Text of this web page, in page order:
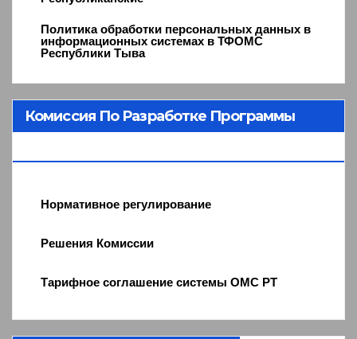
Политика обработки персональных данных в
информационных системах в ТФОМС
Республики Тыва
Комиссия По Разработке Программы
Нормативное регулирование
Решения Комиссии
Тарифное соглашение системы ОМС РТ